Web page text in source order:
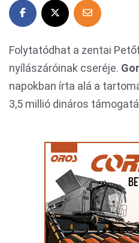
Folytatódhat a zentai
nyílászáróinak cseréje.
napokban írta alá a
3,5 millió dináros